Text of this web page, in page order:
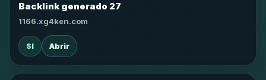
Backlink generado 27
1166.xg4ken.com
SI Abrir